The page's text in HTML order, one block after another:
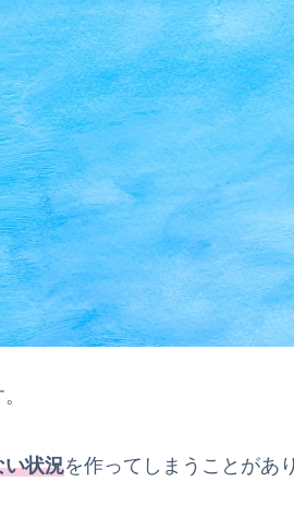
い状況を作ってしまうことがあ